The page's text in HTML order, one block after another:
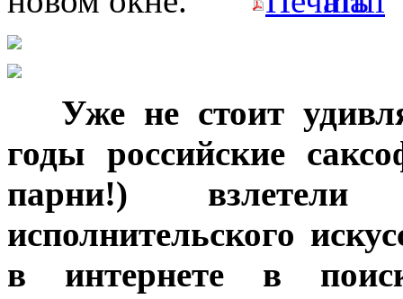
Уже не стоит
годы российские
парни!)
исполнительского
в интернете в